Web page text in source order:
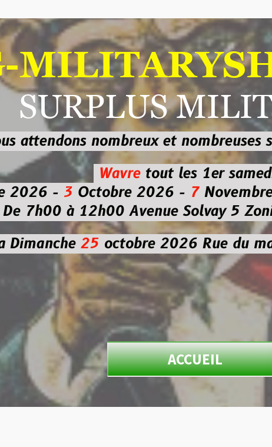
nombreux et nombreusessur les
Wavre
tout les 1er samedi
-3Octobre 2026 - 7Novembre 2026
à 12h00 Avenue Solvay 5 Zoning
25octobre 2026Rue du marché
ACCUEIL